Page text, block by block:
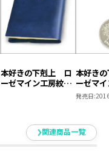
本好きの下剋上 ロ
ーゼマイン工房紋章
本好き
ーゼマ
キーホ
発売日:
関連商品一覧